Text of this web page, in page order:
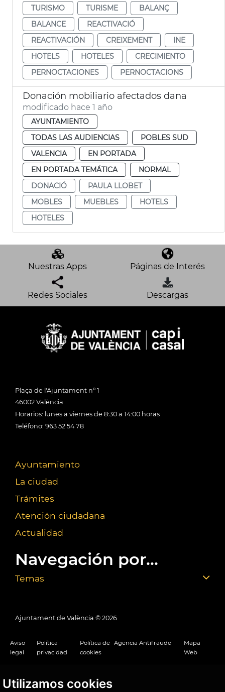
Utilizamos cookies
TURISMO
TURISME
BALANÇ
BALANCE
REACTIVACIÓ
REACTIVACIÓN
CREIXEMENT
INE
HOTELS
HOTELES
CRECIMIENTO
PERNOCTACIONES
PERNOCTACIONS
Donación mobiliario afectados dana
modificado hace 1 año
AYUNTAMIENTO
TODAS LAS AUDIENCIAS
POBLES SUD
VALENCIA
EN PORTADA
EN PORTADA TEMÁTICA
NORMAL
DONACIÓ
PAULA LLOBET
MOBLES
MUEBLES
HOTELS
HOTELES
Nuestras Apps Páginas de Interés
Redes Sociales Descargas
Plaça de l'Ajuntament nº 1
46002 València
Horarios: lunes a viernes de 8:30 a 14:00 horas
Teléfono: 963 52 54 78
Ayuntamiento
La ciudad
Trámites
Atención ciudadana
Actualidad
Navegación por...
Temas
Ajuntament de València © 2026
Aviso
legal
Política
privacidad
Política de
cookies
Agencia Antifraude
Mapa
Web